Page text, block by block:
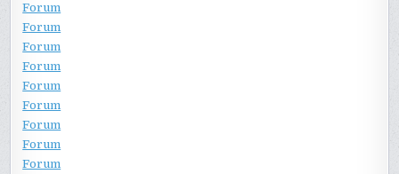
Forum
Forum
Forum
Forum
Forum
Forum
Forum
Forum
Forum